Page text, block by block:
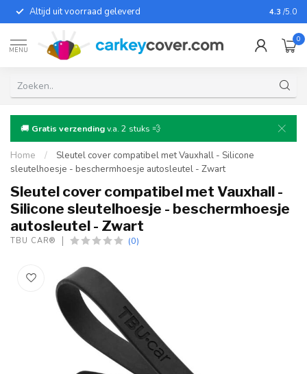
Altijd uit voorraad geleverd Voor
4.3 /5.0
MENU
0
🚚 Gratis verzendingv.a. 2 stuks 💨
Home /
Sleutel cover compatibel met Vauxhall - Silicone
sleutelhoesje - beschermhoesje autosleutel - Zwart
Sleutel cover compatibel met Vauxhall -
Silicone sleutelhoesje - beschermhoesje
autosleutel - Zwart
TBU CAR® (0)